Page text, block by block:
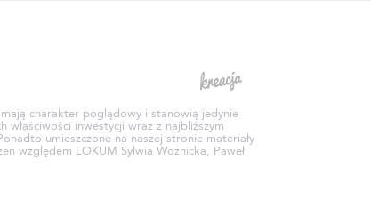
charakter poglądowy i stanowią jedynie
inwestycji wraz z najbliższym
umieszczone na naszej stronie materiały
względem LOKUM Sylwia Woźnicka, Paweł